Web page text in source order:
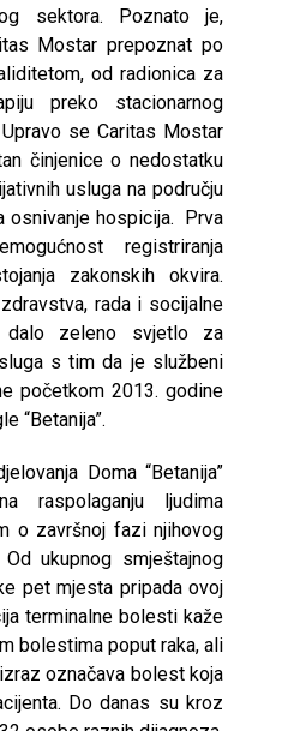
sektora. Poznato je,
Mostar prepoznat po
od radionica za
preko stacionarnog
se Caritas Mostar
činjenice o nedostatku
usluga na području
osnivanje hospicija. Prva
registriranja
zakonskih okvira.
rada i socijalne
zeleno svjetlo za
s tim da je službeni
početkom 2013. godine
“Betanija”.
Doma “Betanija”
raspolaganju ljudima
o završnoj fazi njihovog
ukupnog smještajnog
pet mjesta pripada ovoj
terminalne bolesti kaže
bolestima poput raka, ali
označava bolest koja
Do danas su kroz